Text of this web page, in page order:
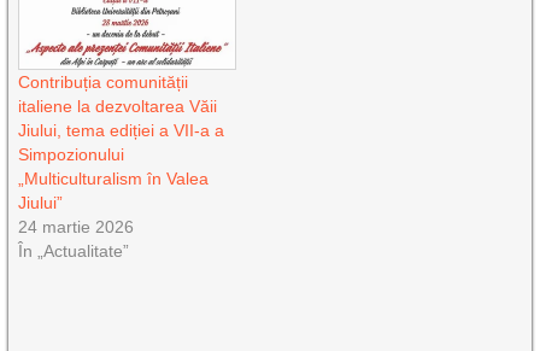
Contribuția comunității
italiene la dezvoltarea Văii
Jiului, tema ediției a VII-a a
Simpozionului
„Multiculturalism în Valea
Jiului”
24 martie 2026
În „Actualitate”